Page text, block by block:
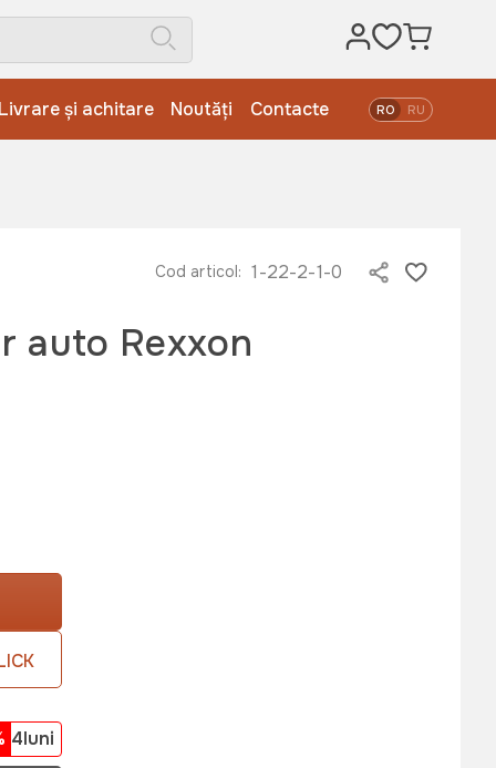
și achitare Noutăți Contacte RO RU
Cod articol: 1-22-2-1-0
auto Rexxon
4luni